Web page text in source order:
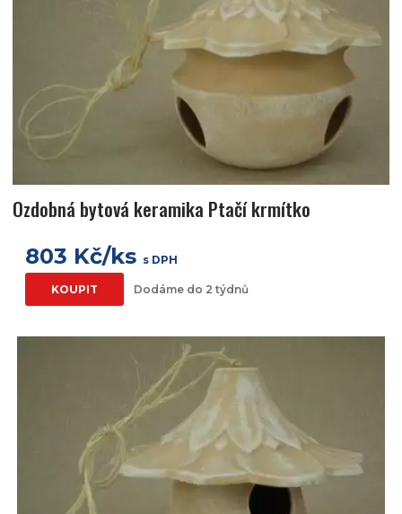
Ozdobná bytová keramika Ptačí krmítko
803 Kč/ks s DPH
KOUPIT Dodáme do 2 týdnů